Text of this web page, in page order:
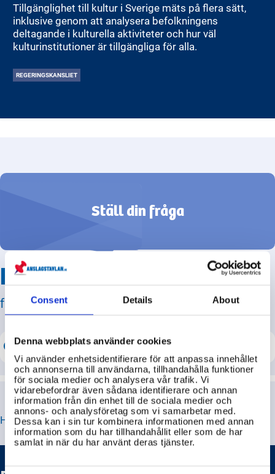
Consent Details About
Denna webbplats använder cookies
Vi använder enhetsidentifierare för att anpassa innehållet
och annonserna till användarna, tillhandahålla funktioner
för sociala medier och analysera vår trafik. Vi
vidarebefordrar även sådana identifierare och annan
information från din enhet till de sociala medier och
annons- och analysföretag som vi samarbetar med.
Dessa kan i sin tur kombinera informationen med annan
information som du har tillhandahållit eller som de har
samlat in när du har använt deras tjänster.
Tillgänglighet till kultur i Sverige mäts på flera sätt,
inklusive genom att analysera befolkningens
deltagande i kulturella aktiviteter och hur väl
kulturinstitutioner är tillgängliga för alla.
REGERINGSKANSLIET
Ställ din fråga
Hitta svar på din fråga
från svenska myndigheter!
HITTA JUST DE FRÅGOR DU LETAR EFTER